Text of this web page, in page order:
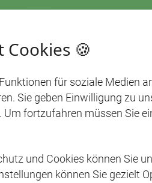
BEWEGT
🍪
für soziale Medien
Sie geben Einwilligung zu
fortzufahren müssen Sie
und Cookies können Sie
können Sie gezielt